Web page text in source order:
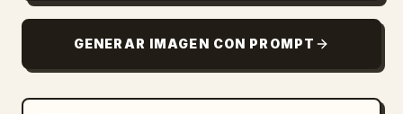
GENERAR IMAGEN CON PROMPT